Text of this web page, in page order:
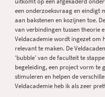
een onderzoeksvraag en eindigt
aan bakstenen en kozijnen toe.
van verbindingen tussen theorie
Veldacademie wordt ingezet om
relevant te maken. De
‘bubble’ van de faculteit te
begeleiding, een project vorm te
stimuleren en helpen de
Veldacademie heb ik als zeer